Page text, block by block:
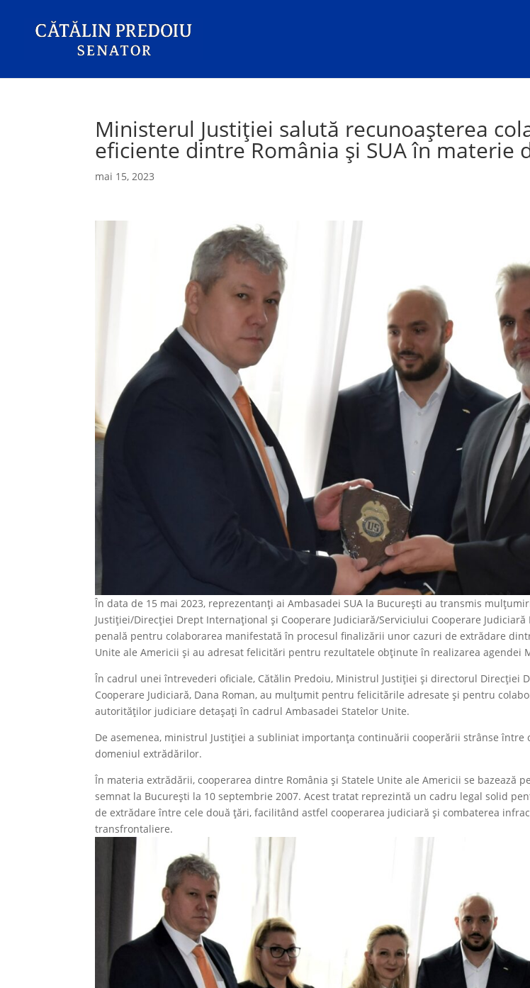
Ministerul Justiției salută recunoașterea
eficiente dintre România și SUA în materie
mai 15, 2023
În data de 15 mai 2023, reprezentanți ai Ambasadei SUA la București au transmis
Justiției/Direcției Drept Internațional și Cooperare Judiciară/Serviciului Cooperare
penală pentru colaborarea manifestată în procesul finalizării unor cazuri de extrădare
Unite ale Americii și au adresat felicitări pentru rezultatele obținute în realizarea agendei
În cadrul unei întrevederi oficiale, Cătălin Predoiu, Ministrul Justiției și directorul Direcției
Cooperare Judiciară, Dana Roman, au mulțumit pentru felicitările adresate și pentru
autorităților judiciare detașați în cadrul Ambasadei Statelor Unite.
De asemenea, ministrul Justiției a subliniat importanța continuării cooperării strânse între
domeniul extrădărilor.
În materia extrădării, cooperarea dintre România și Statele Unite ale Americii se bazează
semnat la București la 10 septembrie 2007. Acest tratat reprezintă un cadru legal solid
de extrădare între cele două țări, facilitând astfel cooperarea judiciară și combaterea
transfrontaliere.